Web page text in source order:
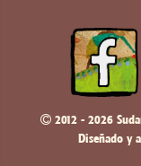
2012 - 2026
Diseñado y